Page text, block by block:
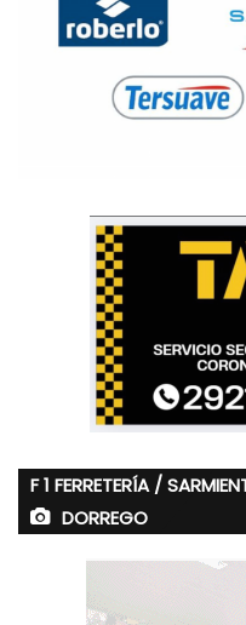
F 1 FERRETERÍA /
DORREGO